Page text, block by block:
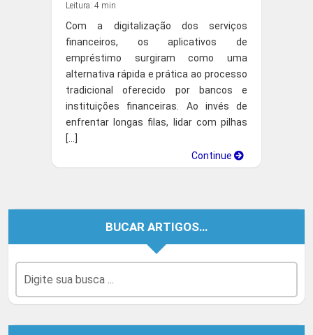
Leitura: 4 min
Com a digitalização dos serviços
financeiros, os aplicativos de
empréstimo surgiram como uma
alternativa rápida e prática ao processo
tradicional oferecido por bancos e
instituições financeiras. Ao invés de
enfrentar longas filas, lidar com pilhas
[…]
Continue
BUCAR ARTIGOS…